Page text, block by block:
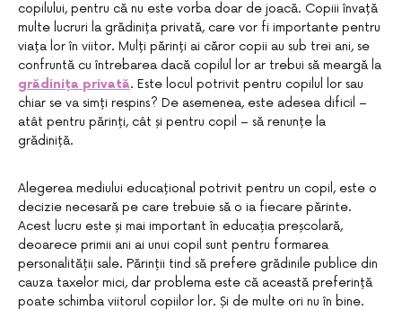
copilului, pentru că nu este vorba doar de joacă. Copiii învață
multe lucruri la grădinița privată, care vor fi importante pentru
viața lor în viitor. Mulți părinți ai căror copii au sub trei ani, se
confruntă cu întrebarea dacă copilul lor ar trebui să meargă la
grădinița privată. Este locul potrivit pentru copilul lor sau
chiar se va simți respins? De asemenea, este adesea dificil –
atât pentru părinți, cât și pentru copil – să renunțe la
grădiniță.
Alegerea mediului educațional potrivit pentru un copil, este o
decizie necesară pe care trebuie să o ia fiecare părinte.
Acest lucru este și mai important în educația preșcolară,
deoarece primii ani ai unui copil sunt pentru formarea
personalității sale. Părinții tind să prefere grădinile publice din
cauza taxelor mici, dar problema este că această preferință
poate schimba viitorul copiilor lor. Și de multe ori nu în bine.